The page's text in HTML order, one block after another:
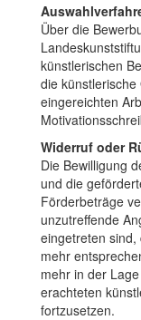
Über die
künstlerischen
die
eingereichten
Widerruf oder
Die Bewilligung
und die
Förderbeträge
unzutreffende
eingetreten
mehr
mehr in der
erachteten
fortzusetzen.